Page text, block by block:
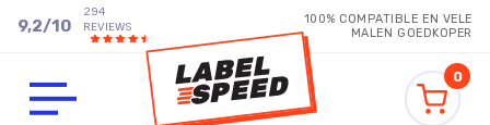
9,2/10
294
REVIEWS
100% COMPATIBLE EN VELE
MALEN GOEDKOPER
0